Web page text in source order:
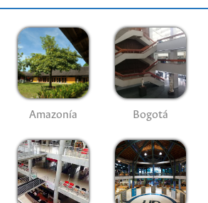
Amazonía Bogotá